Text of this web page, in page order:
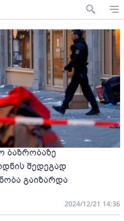
ბაზრობაზე
შედეგად
გაიზარდა
2024/12/21 14:36